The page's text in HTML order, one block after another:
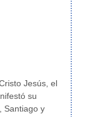
Jesús, el
su
Santiago y